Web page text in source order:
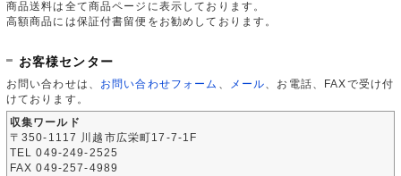
商品送料は全て商品ページに表示しております。
高額商品には保証付書留便をお勧めしております。
お客様センター
お問い合わせは、 お問い合わせフォーム メール 、お電話、FAXで受け付
けております。
収集ワールド
〒350-1117 川越市広栄町17-7-1F
TEL 049-249-2525
FAX 049-257-4989